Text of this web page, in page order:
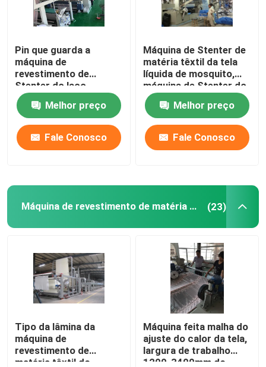
Pin que guarda a
máquina de
revestimento de
Stenter do laço,
máquina feita malha do
ajuste do calor da tela
Melhor preço
Fale Conosco
Máquina de Stenter de
matéria têxtil da tela
líquida de mosquito,
máquina de Stenter do
ar quente de baixa
tensãoMelhor preço
Fale Conosco
Máquina de revestimento de matéria têxtil (23)
Tipo da lâmina da
máquina de
revestimento de
matéria têxtil do
Máquina feita malha do
ajuste do calor da tela,
largura de trabalho
1200-3400mm do